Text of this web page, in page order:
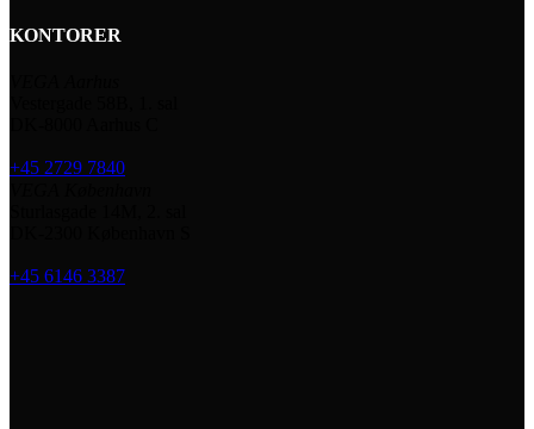
KONTORER
+45 2729 7840
+45 6146 3387